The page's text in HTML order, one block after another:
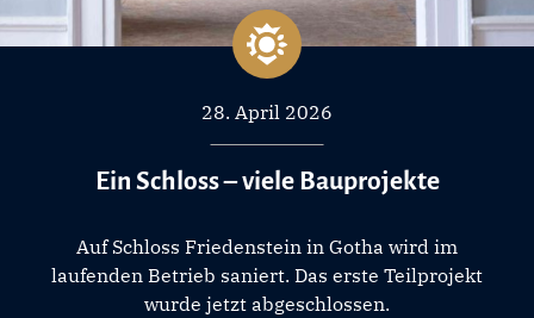
28. April 2026
Ein Schloss – viele Bauprojekte
Auf Schloss Friedenstein in Gotha wird im
laufenden Betrieb saniert. Das erste Teilprojekt
wurde jetzt abgeschlossen.